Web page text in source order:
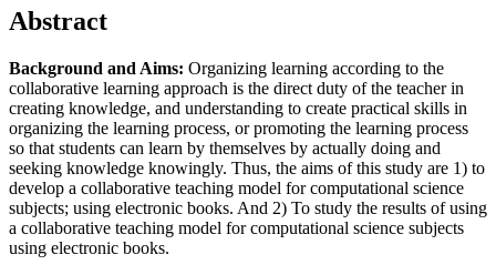
Abstract
Background and Aims: Organizing learning according to the
collaborative learning approach is the direct duty of the teacher in
creating knowledge, and understanding to create practical skills in
organizing the learning process, or promoting the learning process
so that students can learn by themselves by actually doing and
seeking knowledge knowingly. Thus, the aims of this study are 1) to
develop a collaborative teaching model for computational science
subjects; using electronic books. And 2) To study the results of using
a collaborative teaching model for computational science subjects
using electronic books.